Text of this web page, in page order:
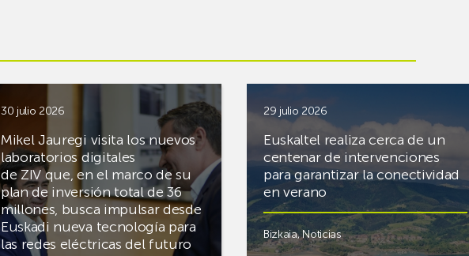
30 julio 2026
Mikel Jauregi visita los nuevos
laboratorios digitales
de ZIV que, en el marco de su
plan de inversión total de 36
millones, busca impulsar desde
Euskadi nueva tecnología para
las redes eléctricas del futuro
29 julio 2026
Euskaltel realiza cerca de un
centenar de intervenciones
para garantizar la conectividad
en verano
Bizkaia,Noticias